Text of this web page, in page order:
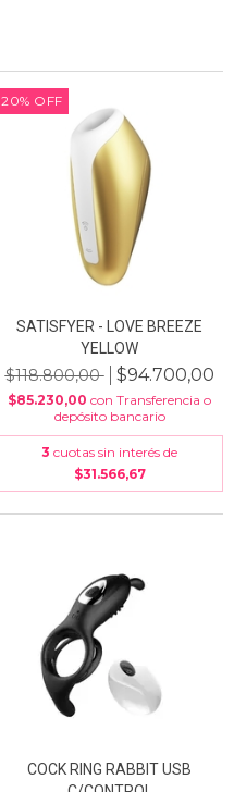
20% OFF
SATISFYER - LOVE BREEZE
YELLOW
$118.800,00 $94.700,00
$85.230,00 con Transferencia o
depósito bancario
3 cuotas sin interés de
$31.566,67
COCK RING RABBIT USB